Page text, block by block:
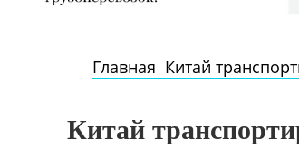
Главная - Китай
Китай